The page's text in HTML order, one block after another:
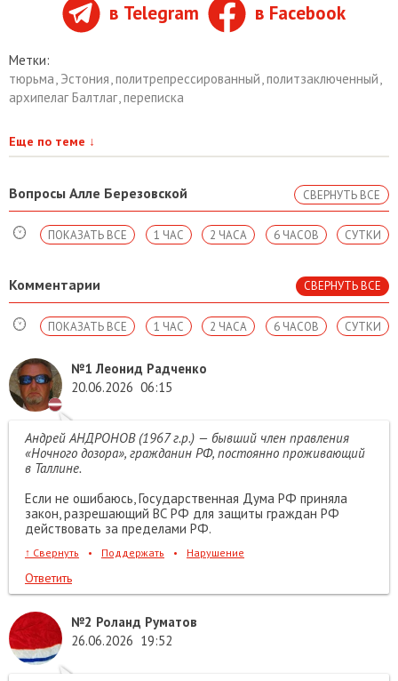
в Telegram в Facebook
Метки:
тюрьма Эстония политрепрессированный политзаключенный
архипелаг Балтлаг переписка
Еще по теме ↓
Вопросы Алле Березовской СВЕРНУТЬ ВСЕ
СУТКИ
6 ЧАСОВ
2 ЧАСА
1 ЧАС
ПОКАЗАТЬ ВСЕ
Комментарии СВЕРНУТЬ ВСЕ
СУТКИ
6 ЧАСОВ
2 ЧАСА
1 ЧАС
ПОКАЗАТЬ ВСЕ
№1 Леонид Радченко
20.06.2026 06:15
Андрей АНДРОНОВ (1967 г.р.) — бывший член правления
«Ночного дозора», гражданин РФ, постоянно проживающий
в Таллине.
Если не ошибаюсь, Государственная Дума РФ приняла
закон, разрешающий ВС РФ для защиты граждан РФ
действовать за пределами РФ.
↑ Свернуть • Поддержать • Нарушение
Ответить
№2 Роланд Руматов
26.06.2026 19:52